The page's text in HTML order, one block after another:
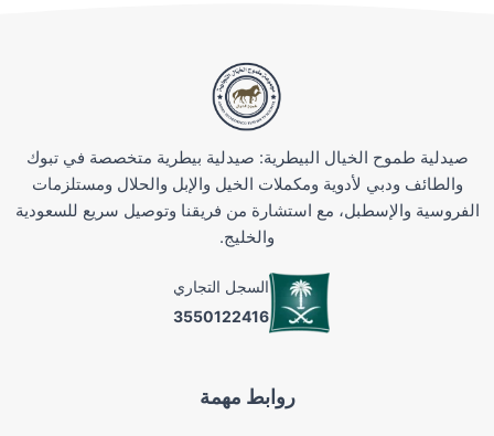
روابط مهمة
صيدلية طموح الخيال البيطرية: صيدلية بيطرية متخصصة في تبوك
والطائف ودبي لأدوية ومكملات الخيل والإبل والحلال ومستلزمات
الفروسية والإسطبل، مع استشارة من فريقنا وتوصيل سريع للسعودية
والخليج.
السجل التجاري
3550122416